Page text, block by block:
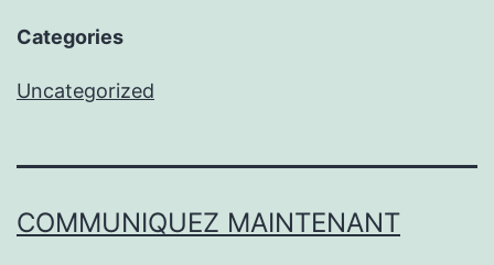
Categories
Uncategorized
COMMUNIQUEZ MAINTENANT